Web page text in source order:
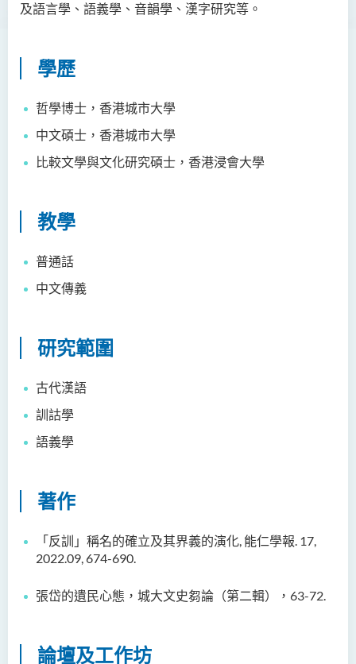
及語言學、語義學、音韻學、漢字研究等。
學歷
哲學博士，香港城市大學
中文碩士，香港城市大學
比較文學與文化研究碩士，香港浸會大學
教學
普通話
中文傳義
研究範圍
古代漢語
訓詁學
語義學
著作
「反訓」稱名的確立及其界義的演化, 能仁學報. 17,
2022.09, 674-690.
張岱的遺民心態，城大文史芻論（第二輯），63-72.
論壇及工作坊
周仲華博士
聖方濟各人文科技獎 2025
聖方濟各人文科技獎(2024年)